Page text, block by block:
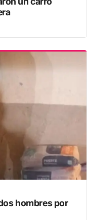
hombres por